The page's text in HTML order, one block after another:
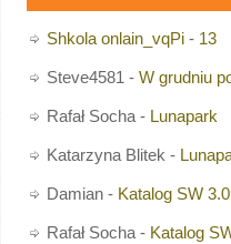
Shkola onlain_vqPi- 13
Steve4581 - W grudniu
Rafał Socha- Lunapark
Katarzyna Blitek -
Damian- Katalog SW 3.0
Rafał Socha- Katalog